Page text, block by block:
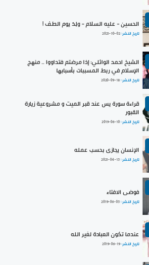
الحسين - عليه السلام - ولِدَ يوم الطف !
تاريخ النشر :2021-10-02
الشيخ احمد الوائلي: إذا مرضتم فتداووا .. منهج
الإسلام في ربط المسببات بأسبابها
تاريخ النشر :2020-09-18
قراءة سورة يس عند قبر الميت و مشروعية زيارة
القبور
تاريخ النشر :2019-06-10
الإنسان يجازى بحسب عمله
تاريخ النشر :2021-04-15
فوضى الافتاء
تاريخ النشر :2019-06-05
عندما تكون العبادة لغير الله
تاريخ النشر :2019-06-19